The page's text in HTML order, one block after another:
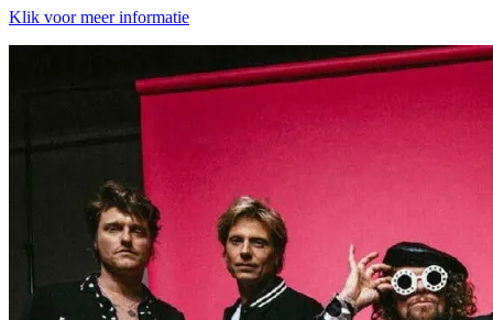
Klik voor meer informatie